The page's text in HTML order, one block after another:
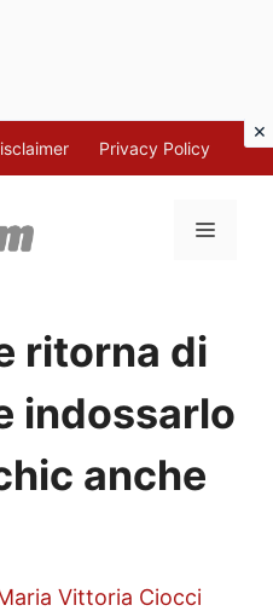
Privacy Policy
MENU
ritorna di
indossarlo
anche
Vittoria Ciocci